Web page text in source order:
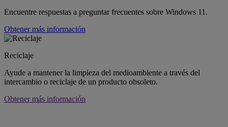
Encuentre respuestas a preguntar frecuentes sobre Windows 11.
Obtener más información
Reciclaje
Ayude a mantener la limpieza del medioambiente a través del
intercambio o reciclaje de un producto obsoleto.
Obtener más información